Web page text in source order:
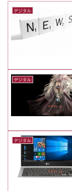
デジタル
デジタル
デジタル